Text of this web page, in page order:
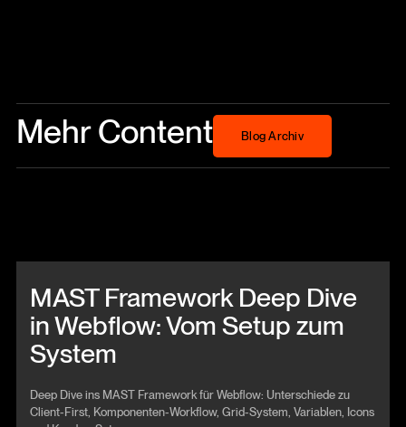
Mehr Content Blog Archiv
Blog Archiv
MAST Framework Deep Dive
in Webflow: Vom Setup zum
System
Deep Dive ins MAST Framework für Webflow: Unterschiede zu
Client-First, Komponenten-Workflow, Grid-System, Variablen, Icons